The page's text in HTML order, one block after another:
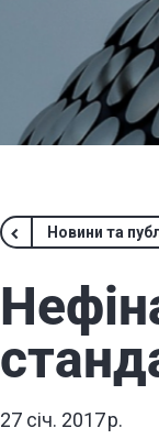
Новини та
27 січ. 2017 р.